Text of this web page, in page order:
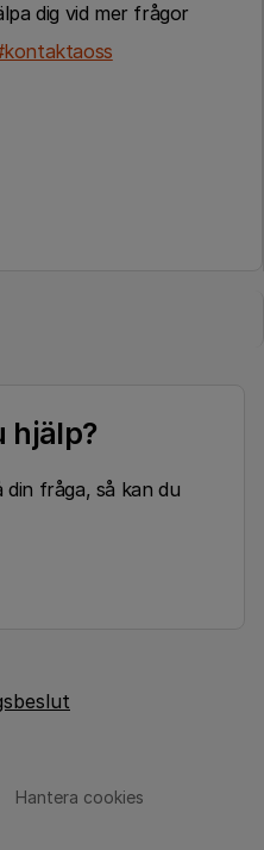
dig vid mer frågor
hjälp?
fråga, så kan du
Hantera cookies